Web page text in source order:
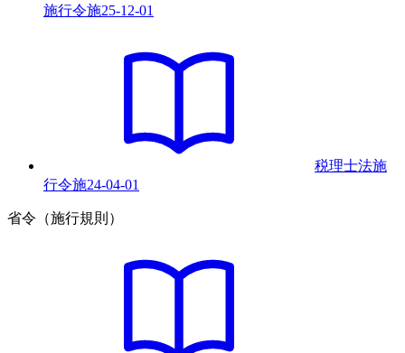
施行令施25-12-01
税理士法施
行令施24-04-01
省令（施行規則）